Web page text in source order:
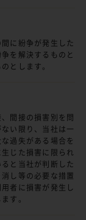
に紛争が発生した
を解決するものと
とします。
間接の損害別を問
い限り、当社は一
過失がある場合を
じた損害に限られ
と当社が判断した
し等の必要な措置
者に損害が発生し
す。